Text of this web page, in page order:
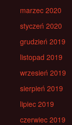
marzec 2020
styczeń 2020
grudzień 2019
listopad 2019
wrzesień 2019
sierpień 2019
lipiec 2019
czerwiec 2019